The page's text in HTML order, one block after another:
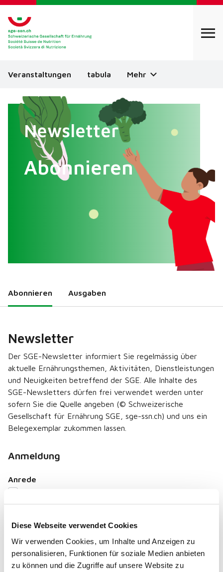
Diese Webseite verwendet Cookies
Wir verwenden Cookies, um Inhalte und Anzeigen zu
personalisieren, Funktionen für soziale Medien anbieten
zu können und die Zugriffe auf unsere Website zu
Veranstaltungen tabula Mehr
Newsletter
Abonnieren
Abonnieren Ausgaben
Newsletter
Der SGE-Newsletter informiert Sie regelmässig über
aktuelle Ernährungsthemen, Aktivitäten, Dienstleistungen
und Neuigkeiten betreffend der SGE. Alle Inhalte des
SGE-Newsletters dürfen frei verwendet werden unter
sofern Sie die Quelle angeben (© Schweizerische
Gesellschaft für Ernährung SGE, sge-ssn.ch) und uns ein
Belegexemplar zukommen lassen.
Anmeldung
Anrede
Vorname*